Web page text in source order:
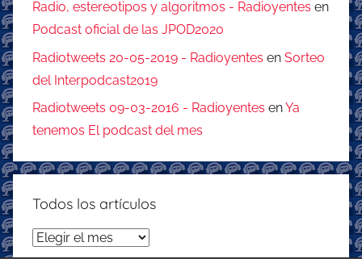
Radio, estereotipos y algoritmos - Radioyentes en
Podcast oficial de las JPOD2020
Radiotweets 20-05-2019 - Radioyentes en Sorteo
del Interpodcast2019
Radiotweets 09-03-2016 - Radioyentes enYa
tenemos El podcast del mes
Todos los artículos
Todos